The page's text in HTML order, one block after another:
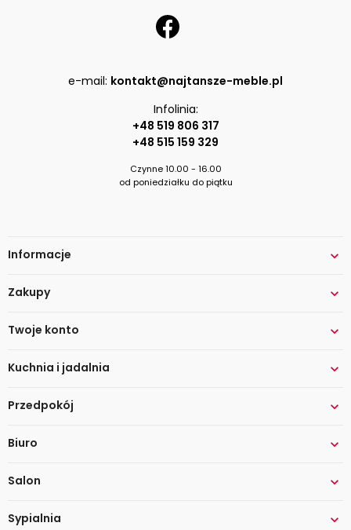
e-mail: kontakt@najtansze-meble.pl
Infolinia:
+48 519 806 317
+48 515 159 329
Czynne 10.00 - 16.00
od poniedziałku do piątku
Informacje 
Zakupy 
Twoje konto 
Kuchnia i jadalnia 
Przedpokój 
Biuro 
Salon 
Sypialnia 